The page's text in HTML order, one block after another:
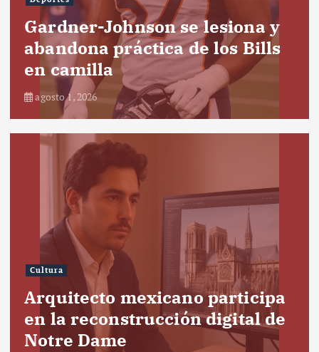
Gardner-Johnson se lesiona y
abandona práctica de los Bills
en camilla
agosto 1, 2026
Cultura
Arquitecto mexicano participa
en la reconstrucción digital de
Notre Dame